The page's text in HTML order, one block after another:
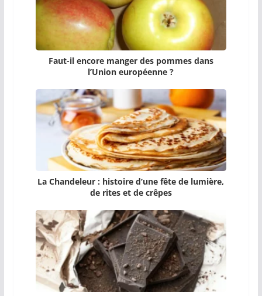
Faut-il encore manger des pommes dans
l’Union européenne ?
La Chandeleur : histoire d’une fête de lumière,
de rites et de crêpes